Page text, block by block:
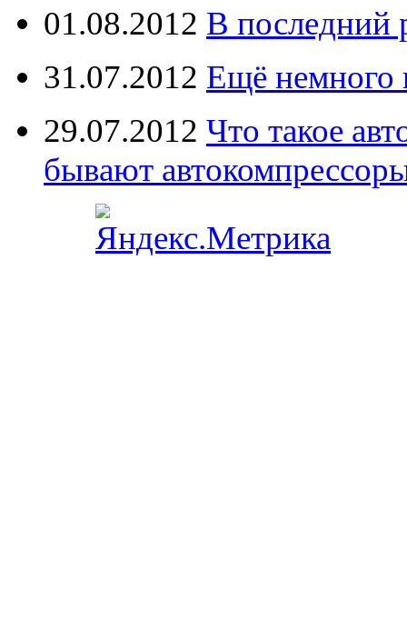
01.08.2012 В последний
31.07.2012 Ещё немного
29.07.2012 Что такое
бывают